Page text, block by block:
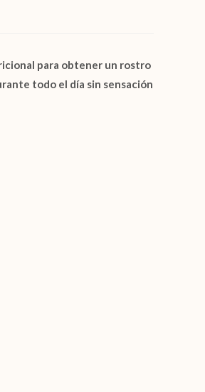
para obtener un rostro
todo el día sin sensación